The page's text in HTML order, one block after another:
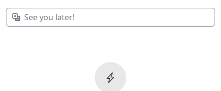
See you later!